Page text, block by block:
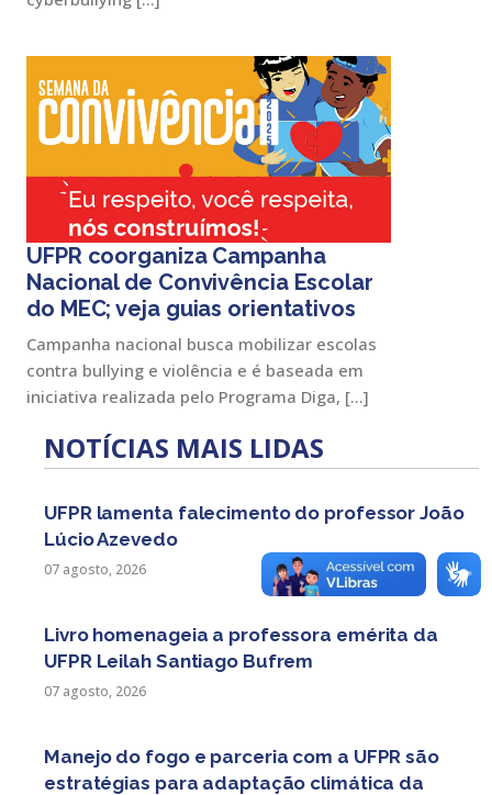
UFPR coorganiza Campanha
Nacional de Convivência Escolar
do MEC; veja guias orientativos
Campanha nacional busca mobilizar escolas
contra bullying e violência e é baseada em
iniciativa realizada pelo Programa Diga, […]
NOTÍCIAS MAIS LIDAS
UFPR lamenta falecimento do professor João
Lúcio Azevedo
07 agosto, 2026
Livro homenageia a professora emérita da
UFPR Leilah Santiago Bufrem
07 agosto, 2026
Manejo do fogo e parceria com a UFPR são
estratégias para adaptação climática da